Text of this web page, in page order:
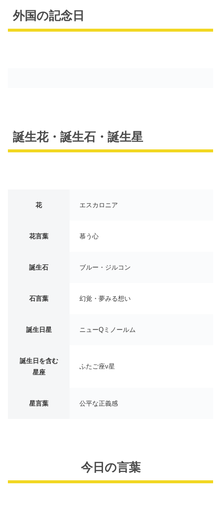
外国の記念日
誕生花・誕生石・誕生星
花 エスカロニア
花言葉 慕う心
誕生石 ブルー・ジルコン
石言葉 幻覚・夢みる想い
誕生日星 ニューQミノールム
誕生日を含む
星座
ふたご座ν星
星言葉 公平な正義感
今日の言葉